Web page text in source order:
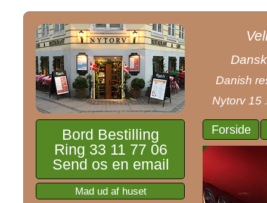
Danish
Nytorv 15
Bord Bestilling
Ring 33 11 77 06
Send os en email
Mad ud af huset
Forside